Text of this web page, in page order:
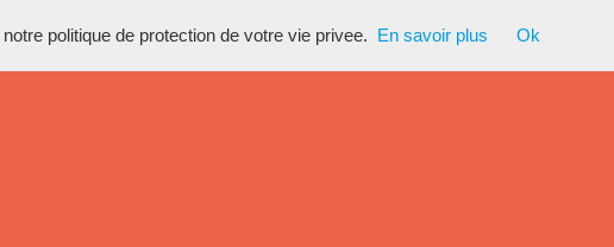
politique de protection de votre vie privee. En savoir plus Ok